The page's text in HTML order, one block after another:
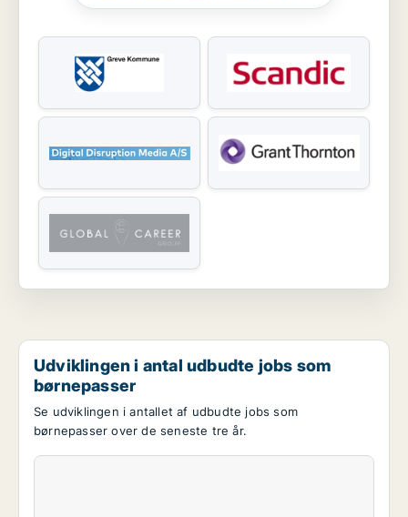
Udviklingen i antal udbudte jobs som
børnepasser
Se udviklingen i antallet af udbudte jobs som
børnepasser over de seneste tre år.